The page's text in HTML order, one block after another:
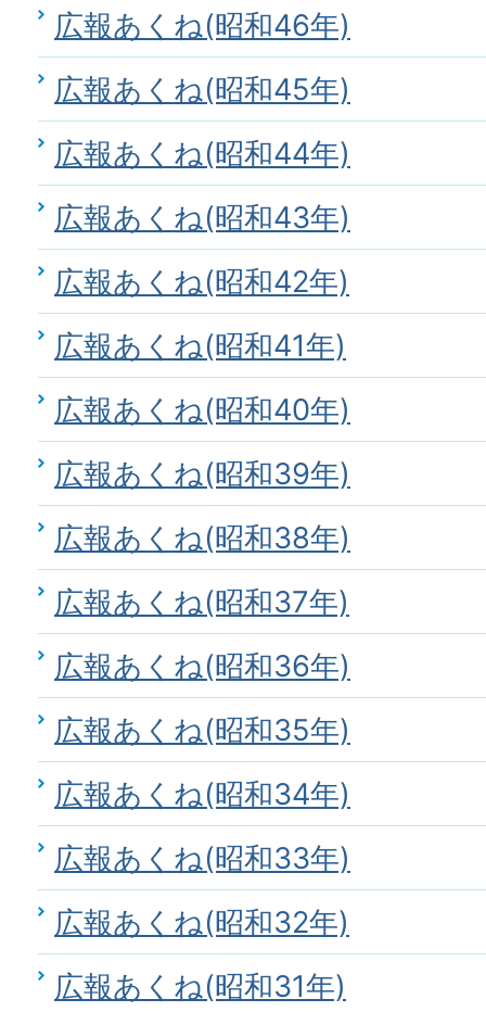
広報あくね(昭和46年)
広報あくね(昭和45年)
広報あくね(昭和44年)
広報あくね(昭和43年)
広報あくね(昭和42年)
広報あくね(昭和41年)
広報あくね(昭和40年)
広報あくね(昭和39年)
広報あくね(昭和38年)
広報あくね(昭和37年)
広報あくね(昭和36年)
広報あくね(昭和35年)
広報あくね(昭和34年)
広報あくね(昭和33年)
広報あくね(昭和32年)
広報あくね(昭和31年)